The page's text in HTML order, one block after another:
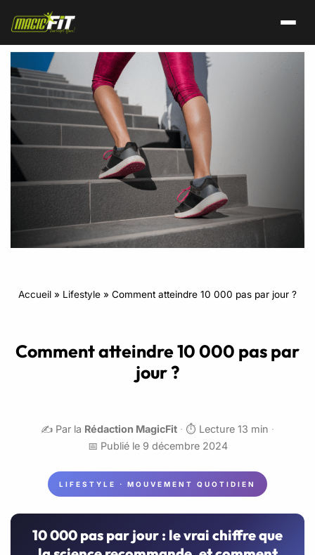
Accueil » Lifestyle » Comment atteindre 10 000 pas par jour ?
Comment atteindre 10 000 pas par
jour ?
✍️ Par la Rédaction MagicFit · ⏱️ Lecture 13 min ·
📅 Publié le 9 décembre 2024
LIFESTYLE · MOUVEMENT QUOTIDIEN
10 000 pas par jour : le vrai chiffre que